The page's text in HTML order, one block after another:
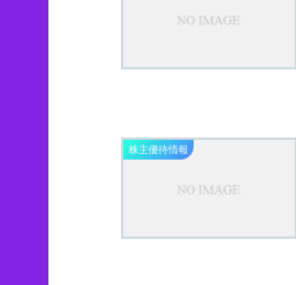
株主優待情報